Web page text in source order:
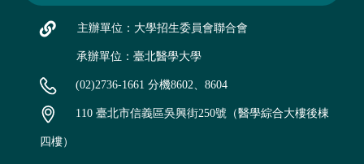
主辦單位：大學招生委員會聯合會
承辦單位：臺北醫學大學
(02)2736-1661 分機8602、8604
110 臺北市信義區吳興街250號（醫學綜合大樓後棟
四樓）